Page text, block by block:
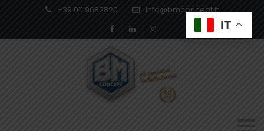
+39 011 9682820 info@bmconcept.it
IT